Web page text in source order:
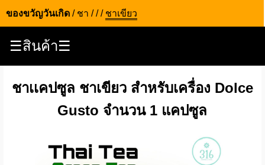
ของขวัญวันเกิด / ชา /// ชาเขียว
☰สินค้า☰
ชาเเคปซูล ชาเขียว สำหรับเครื่อง Dolce
Gusto จำนวน 1 แคปซูล